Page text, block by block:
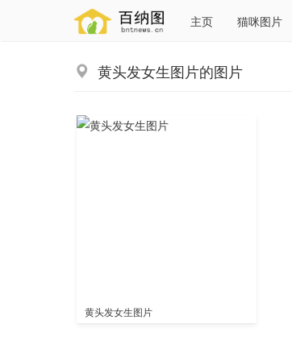
主页 猫咪图片
黄头发女生图片的图片
黄头发女生图片